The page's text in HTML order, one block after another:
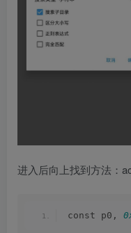
进入后向上找到方法：
const p0,